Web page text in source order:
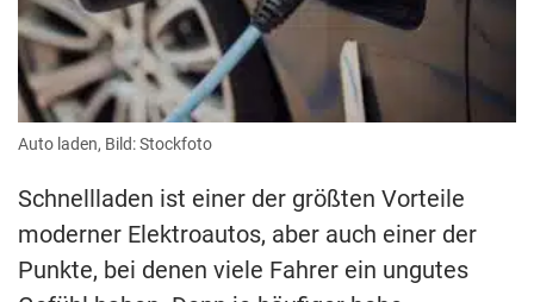
Auto laden, Bild: Stockfoto
Schnellladen ist einer der größten Vorteile
moderner Elektroautos, aber auch einer der
Punkte, bei denen viele Fahrer ein ungutes